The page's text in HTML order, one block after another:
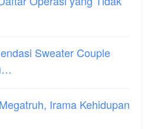
Sweater Couple
Irama Kehidupan